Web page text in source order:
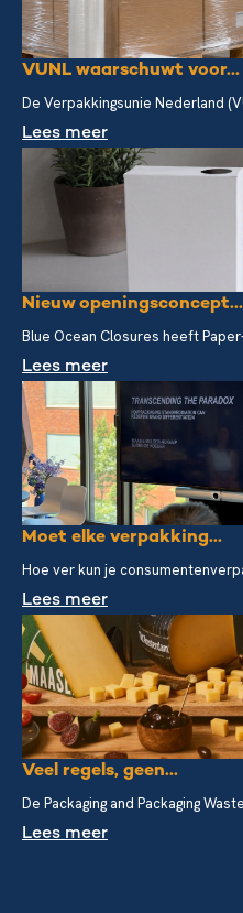
VUNL waarschuwt voor...
De Verpakkingsunie Nederland
Lees meer
Nieuw openingsconcept...
Blue Ocean Closures heeft Paper-
Lees meer
Moet elke verpakking...
Hoe ver kun je
Lees meer
Veel regels, geen...
De Packaging and Packaging
Lees meer